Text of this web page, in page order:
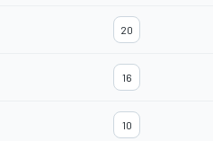
20
16
10